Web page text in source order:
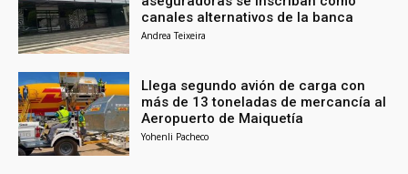
canales alternativos de la banca
Andrea Teixeira
Llega segundo avión de carga con
más de 13 toneladas de mercancía al
Aeropuerto de Maiquetía
Yohenli Pacheco